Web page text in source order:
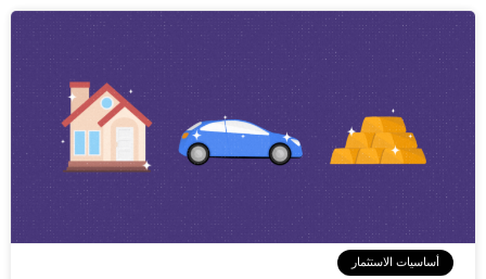
أساسيات الاستثمار